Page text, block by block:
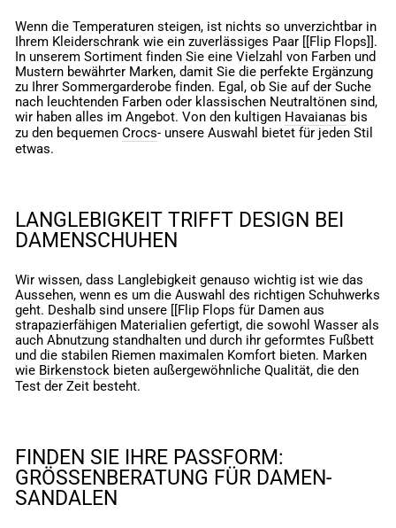
Wenn die Temperaturen steigen, ist nichts so unverzichtbar in
Ihrem Kleiderschrank wie ein zuverlässiges Paar [[Flip Flops]].
In unserem Sortiment finden Sie eine Vielzahl von Farben und
Mustern bewährter Marken, damit Sie die perfekte Ergänzung
zu Ihrer Sommergarderobe finden. Egal, ob Sie auf der Suche
nach leuchtenden Farben oder klassischen Neutraltönen sind,
wir haben alles im Angebot. Von den kultigen Havaianas bis
zu den bequemen Crocs- unsere Auswahl bietet für jeden Stil
etwas.
LANGLEBIGKEIT TRIFFT DESIGN BEI
DAMENSCHUHEN
Wir wissen, dass Langlebigkeit genauso wichtig ist wie das
Aussehen, wenn es um die Auswahl des richtigen Schuhwerks
geht. Deshalb sind unsere [[Flip Flops für Damen aus
strapazierfähigen Materialien gefertigt, die sowohl Wasser als
auch Abnutzung standhalten und durch ihr geformtes Fußbett
und die stabilen Riemen maximalen Komfort bieten. Marken
wie Birkenstock bieten außergewöhnliche Qualität, die den
Test der Zeit besteht.
FINDEN SIE IHRE PASSFORM:
GRÖSSENBERATUNG FÜR DAMEN-S
ANDALEN